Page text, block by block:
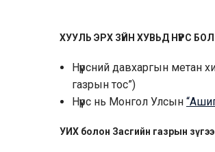
ХУУЛЬ ЭРХ ЗҮЙН ХУВЬД НҮҮРС
Нүүрсний давхаргын метан
газрын тос”)
Нүүрс нь Монгол Улсын
УИХ болон Засгийн газрын